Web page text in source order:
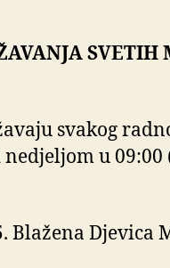
svakog
nedjeljom u
Blažena Djevica